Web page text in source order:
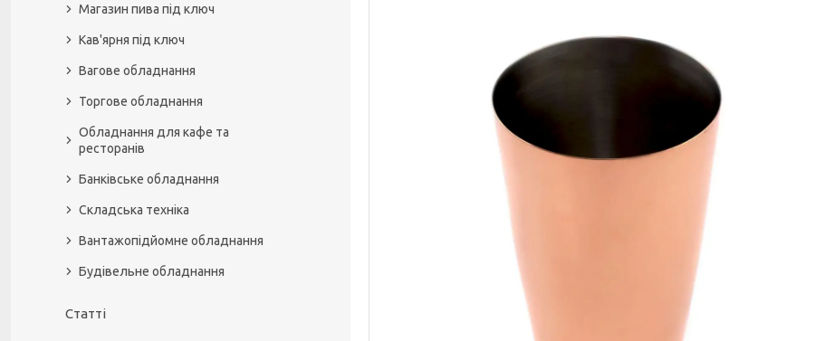
Магазин пива під ключ
Кав'ярня під ключ
Вагове обладнання
Торгове обладнання
Обладнання для кафе та
ресторанів
Банківське обладнання
Складська техніка
Вантажопідйомне обладнання
Будівельне обладнання
Статті